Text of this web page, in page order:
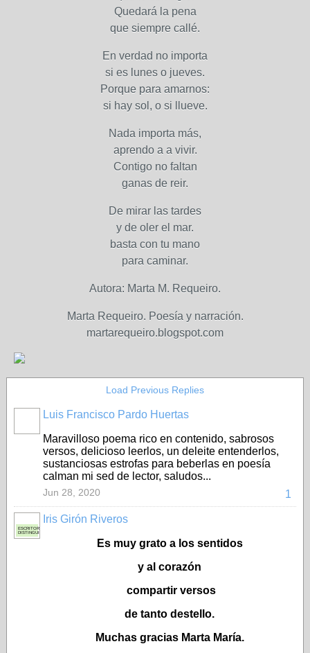
Quedará la pena
que siempre callé.
En verdad no importa
si es lunes o jueves.
Porque para amarnos:
si hay sol, o si llueve.
Nada importa más,
aprendo a a vivir.
Contigo no faltan
ganas de reir.
De mirar las tardes
y de oler el mar.
basta con tu mano
para caminar.
Autora: Marta M. Requeiro.
Marta Requeiro. Poesía y narración.
martarequeiro.blogspot.com
Load Previous Replies
Luis Francisco Pardo Huertas
Maravilloso poema rico en contenido, sabrosos
versos, delicioso leerlos, un deleite entenderlos,
sustanciosas estrofas para beberlas en poesía
calman mi sed de lector, saludos...
1
Jun 28, 2020
ESCRITORA
DISTINGUIDA
Iris Girón Riveros
Es muy grato a los sentidos
y al corazón
compartir versos
de tanto destello.
Muchas gracias Marta María.